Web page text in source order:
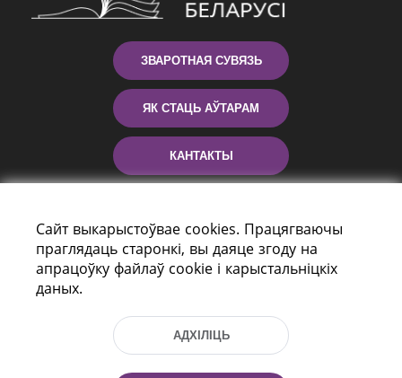
ЗВАРОТНАЯ СУВЯЗЬ
ЯК СТАЦЬ АЎТАРАМ
КАНТАКТЫ
Сайт выкарыстоўвае cookies. Працягваючы
праглядаць старонкі, вы даяце згоду на
апрацоўку файлаў cookie і карыстальніцкіх
даных.
АДХІЛІЦЬ